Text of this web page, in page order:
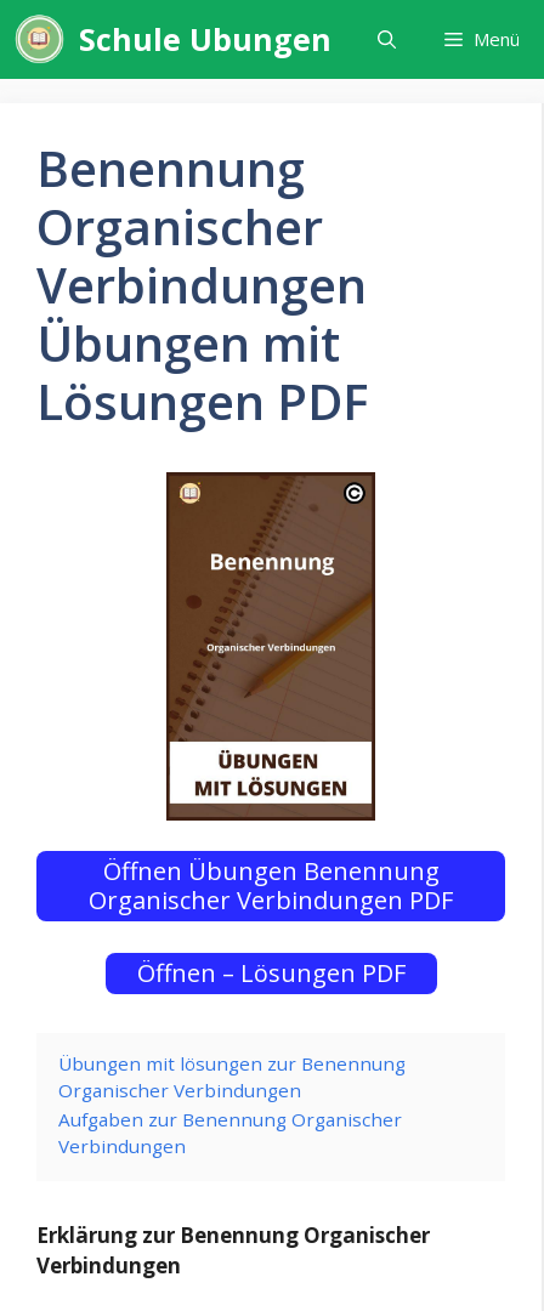
Zum
Inhalt
springen
Schule Ubungen Menü
Benennung
Organischer
Verbindungen
Übungen mit
Lösungen PDF
Öffnen Übungen Benennung
Organischer Verbindungen PDF
Öffnen – Lösungen PDF
Übungen mit lösungen zur Benennung
Organischer Verbindungen
Aufgaben zur Benennung Organischer
Verbindungen
Erklärung zur Benennung Organischer
Verbindungen